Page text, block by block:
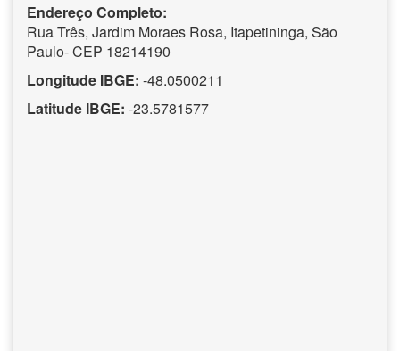
Endereço Completo:
Rua Três, Jardim Moraes Rosa, Itapetininga, São
Paulo- CEP 18214190
Longitude IBGE: -48.0500211
Latitude IBGE: -23.5781577